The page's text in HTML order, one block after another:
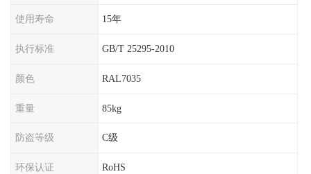
使用寿命 15年
执行标准 GB/T 25295-2010
颜色 RAL7035
重量 85kg
防盗等级 C级
环保认证 RoHS